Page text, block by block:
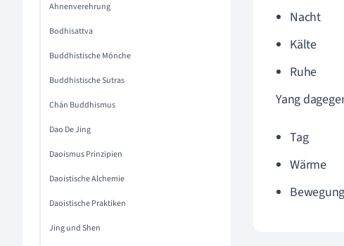
Ahnenverehrung
Bodhisattva
Buddhistische Mönche
Buddhistische Sutras
Chán Buddhismus
Dao De Jing
Daoismus Prinzipien
Daoistische Alchemie
Daoistische Praktiken
Jing und Shen
Nacht
Kälte
Ruhe
Yang
Tag
Wärme
Bewegung